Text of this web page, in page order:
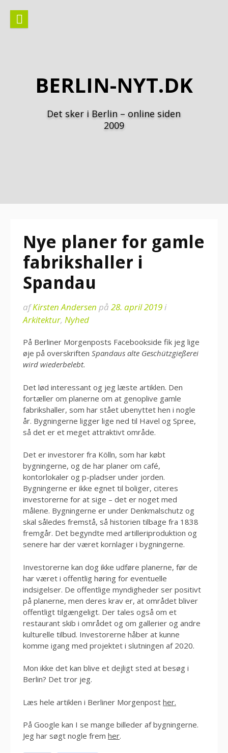
indhold
BERLIN-NYT.DK
Det sker i Berlin – online siden
2009
Nye planer for gamle
fabrikshaller i
Spandau
afKirsten Andersen på 28. april 2019i
Arkitektur, Nyhed
På Berliner Morgenposts Facebookside fik jeg lige
øje på overskriften Spandaus alte Geschützgießerei
wird wiederbelebt.
Det lød interessant og jeg læste artiklen. Den
fortæller om planerne om at genoplive gamle
fabrikshaller, som har stået ubenyttet hen i nogle
år. Bygningerne ligger lige ned til Havel og Spree,
så det er et meget attraktivt område.
Det er investorer fra Kölln, som har købt
bygningerne, og de har planer om café,
kontorlokaler og p-pladser under jorden.
Bygningerne er ikke egnet til boliger, citeres
investorerne for at sige – det er noget med
målene. Bygningerne er under Denkmalschutz og
skal således fremstå, så historien tilbage fra 1838
fremgår. Det begyndte med artilleriproduktion og
senere har der været kornlager i bygningerne.
Investorerne kan dog ikke udføre planerne, før de
har været i offentlig høring for eventuelle
indsigelser. De offentlige myndigheder ser positivt
på planerne, men deres krav er, at området bliver
offentligt tilgængeligt. Der tales også om et
restaurant skib i området og om gallerier og andre
kulturelle tilbud. Investorerne håber at kunne
komme igang med projektet i slutningen af 2020.
Mon ikke det kan blive et dejligt sted at besøg i
Berlin? Det tror jeg.
Læs hele artiklen i Berliner Morgenpost her.
På Google kan I se mange billeder af bygningerne.
Jeg har søgt nogle frem her.